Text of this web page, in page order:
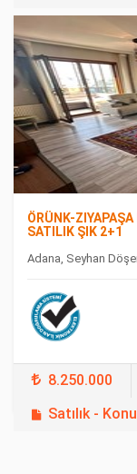
FEATURED
ÖRÜNK-
SATILIK ŞIK 2+1
Adana, Seyhan
8.250.000
Satılık -